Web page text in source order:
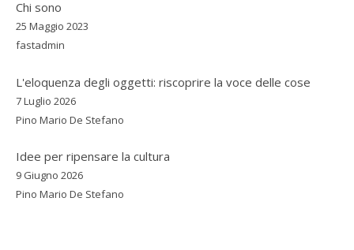
Chi sono
25 Maggio 2023
fastadmin
L'eloquenza degli oggetti: riscoprire la voce delle cose
7 Luglio 2026
Pino Mario De Stefano
Idee per ripensare la cultura
9 Giugno 2026
Pino Mario De Stefano